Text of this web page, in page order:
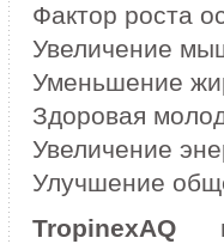
Фактор роста
Увеличение
Уменьшение
Здоровая
Увеличение
Улучшение